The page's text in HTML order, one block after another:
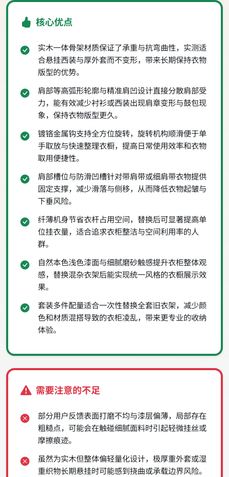
核心优点
实木一体骨架材质保证了承重与抗弯曲性，实测适
合悬挂西装与厚外套而不变形，带来长期保持衣物
版型的优势。
肩部等高弧形轮廓与精准肩凹设计直接分散肩部受
力，能有效减少衬衫或西装出现肩章变形与鼓包现
象，保持衣物版型更久。
镀铬金属钩支持全方位旋转，旋转机构顺滑便于单
手取放与快速整理衣橱，提高日常使用效率和衣物
取用便捷性。
肩部槽位与防滑凹槽针对带肩带或细肩带衣物提供
固定支撑，减少滑落与侧移，从而降低衣物起皱与
下垂风险。
纤薄机身节省衣杆占用空间，替换后可显著提高单
位挂衣量，适合追求衣柜整洁与空间利用率的人
群。
自然本色浅色漆面与细腻磨砂触感提升衣柜整体观
感，替换混杂衣架后能实现统一风格的衣橱展示效
果。
套装多件配量适合一次性替换全套旧衣架，减少颜
色和材质混搭导致的衣柜凌乱，带来更专业的收纳
体验。
需要注意的不足
部分用户反馈表面打磨不均与漆层偏薄，局部存在
粗糙点，可能会在触碰细腻面料时引起轻微挂丝或
摩擦痕迹。
虽然为实木但整体偏轻量化设计，极厚重外套或湿
重织物长期悬挂时可能感到挠曲或承载边界风险。